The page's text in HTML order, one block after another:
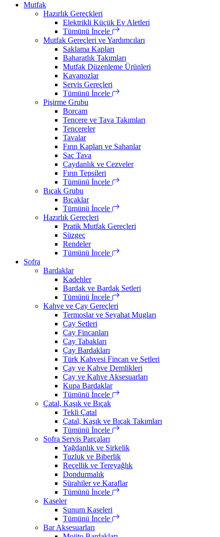
Mutfak
Hazırlık Gereçkleri
Elektrikli Küçük Ev Aletleri
Tümünü İncele
Mutfak Gereçleri ve Yardımcıları
Saklama Kapları
Baharatlık Takımları
Mutfak Düzenleme Ürünleri
Kavanozlar
Servis Gereçleri
Tümünü İncele
Pişirme Grubu
Borcam
Tencere ve Tava Takımları
Tencereler
Tavalar
Fırın Kapları ve Sahanlar
Saç Tava
Çaydanlık ve Cezveler
Fırın Tepsileri
Tümünü İncele
Bıçak Grubu
Bıçaklar
Tümünü İncele
Hazırlık Gereçleri
Pratik Mutfak Gereçleri
Süzgeç
Rendeler
Tümünü İncele
Sofra
Bardaklar
Kadehler
Bardak ve Bardak Setleri
Tümünü İncele
Kahve ve Çay Gereçleri
Termoslar ve Seyahat Mugları
Çay Setleri
Çay Fincanları
Çay Tabakları
Çay Bardakları
Türk Kahvesi Fincan ve Setleri
Çay ve Kahve Demlikleri
Çay ve Kahve Aksesuarları
Kupa Bardaklar
Tümünü İncele
Çatal, Kaşık ve Bıçak
Tekli Çatal
Çatal, Kaşık ve Bıçak Takımları
Tümünü İncele
Sofra Servis Parçaları
Yağdanlık ve Sirkelik
Tuzluk ve Biberlik
Reçellik ve Tereyağlık
Dondurmalık
Sürahiler ve Karaflar
Tümünü İncele
Kaseler
Sunum Kaseleri
Tümünü İncele
Bar Aksesuarları